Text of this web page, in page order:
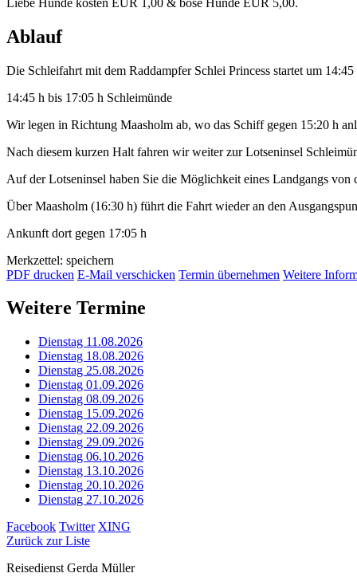
Ablauf
Die Schleifahrt mit dem Raddampfer Schlei Princess startet um
14:45 h bis 17:05 h Schleimünde
Wir legen in Richtung Maasholm ab, wo das Schiff gegen 15:20 h
Nach diesem kurzen Halt fahren wir weiter zur Lotseninsel
Auf der Lotseninsel haben Sie die Möglichkeit eines Landgangs
Über Maasholm (16:30 h) führt die Fahrt wieder an den
Ankunft dort gegen 17:05 h
Merkzettel: speichern
PDF drucken E-Mail verschicken Termin übernehmen Weitere
Weitere Termine
Dienstag 11.08.2026
Dienstag 18.08.2026
Dienstag 25.08.2026
Dienstag 01.09.2026
Dienstag 08.09.2026
Dienstag 15.09.2026
Dienstag 22.09.2026
Dienstag 29.09.2026
Dienstag 06.10.2026
Dienstag 13.10.2026
Dienstag 20.10.2026
Dienstag 27.10.2026
Facebook Twitter XING
Zurück zur Liste
Reisedienst Gerda Müller